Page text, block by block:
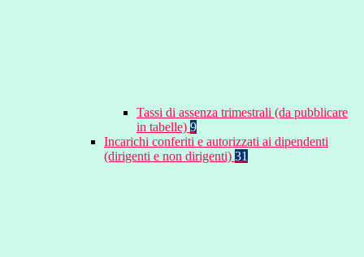
Tassi di assenza trimestrali (da pubblicare
in tabelle) 9
Incarichi conferiti e autorizzati ai dipendenti
(dirigenti e non dirigenti) 31